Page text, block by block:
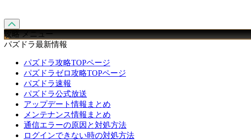
攻略 メニュー
パズドラ最新情報
パズドラ攻略TOPページ
パズドラゼロ攻略TOPページ
パズドラ速報
パズドラ公式放送
アップデート情報まとめ
メンテナンス情報まとめ
通信エラーの原因と対処方法
ログインできない時の対処方法